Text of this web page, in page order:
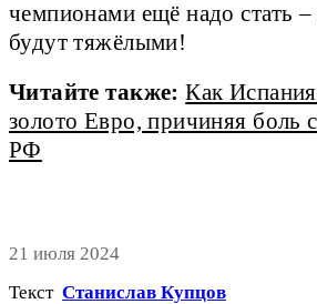
чемпионами ещё надо стать –
будут тяжёлыми!
Читайте также: Как
золото Евро, причиняя
РФ
21 июля 2024
Текст Станислав Купцов